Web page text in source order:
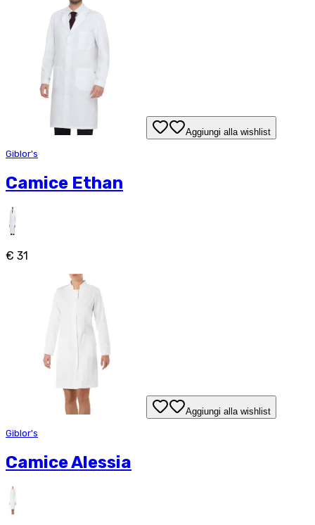
Aggiungi alla wishlist
Giblor's
Camice Ethan
€ 31
Aggiungi alla wishlist
Giblor's
Camice Alessia